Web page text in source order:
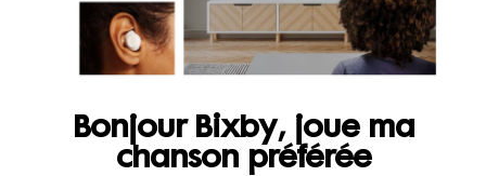
Bonjour Bixby, joue ma
chanson préférée